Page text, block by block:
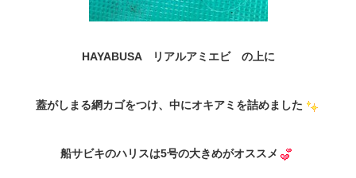
HAYABUSA リアルアミエビ の上に
蓋がしまる網カゴをつけ、中にオキアミを詰めました
船サビキのハリスは5号の大きめがオススメ